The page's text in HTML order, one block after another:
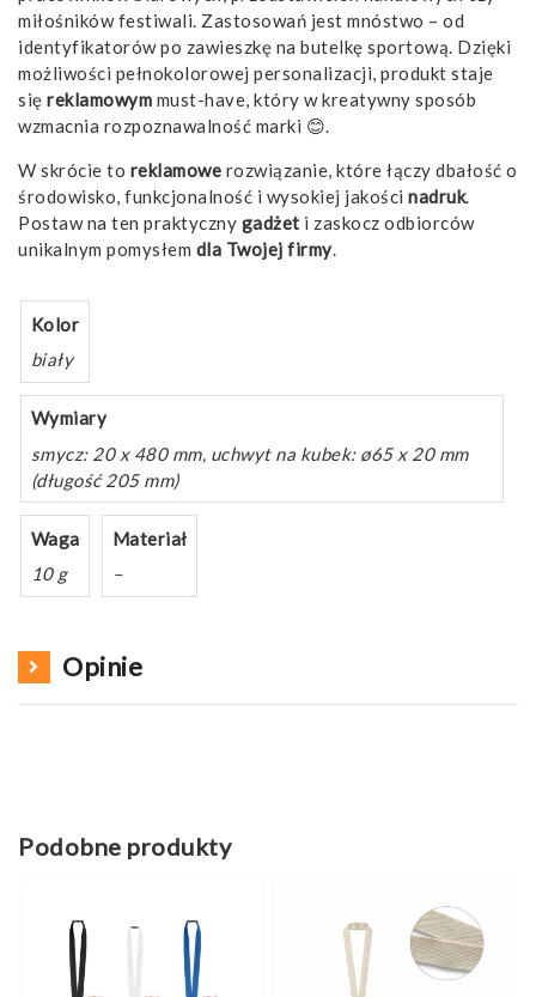
miłośników festiwali. Zastosowań jest mnóstwo – od
identyfikatorów po zawieszkę na butelkę sportową. Dzięki
możliwości pełnokolorowej personalizacji, produkt staje
się reklamowym must-have, który w kreatywny sposób
wzmacnia rozpoznawalność marki 😊.
W skrócie to reklamowe rozwiązanie, które łączy dbałość o
środowisko, funkcjonalność i wysokiej jakości nadruk.
Postaw na ten praktyczny gadżet i zaskocz odbiorców
unikalnym pomysłem dla Twojej firmy.
Kolor
biały
Wymiary
smycz: 20 x 480 mm, uchwyt na kubek: ø65 x 20 mm
(długość 205 mm)
Waga
10 g
Materiał
–
Opinie
Podobne produkty